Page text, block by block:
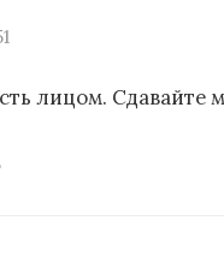
лицом. Сдавайте